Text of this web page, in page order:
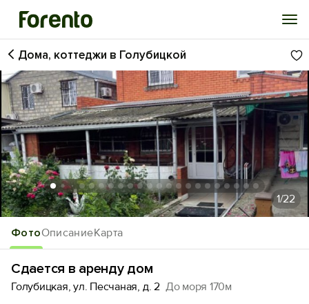
Войти
Избранное
История просмотра
Добавить свой объект
ФотоОписаниеКарта
Дома, коттеджи в Голубицкой
1/22
Сдается в аренду дом
Голубицкая, ул. Песчаная, д. 2 До моря 170м